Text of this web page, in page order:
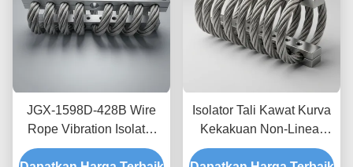
JGX-1598D-428B Wire
Rope Vibration Isolator
Fungus Chemical
Isolator Tali Kawat Kurva
Kekakuan Non-Linear
JGX-2228D-665B